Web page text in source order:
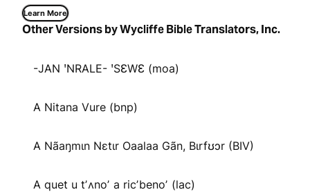
Learn More
Other Versions by Wycliffe Bible Translators, Inc.
-JAN ꞌNRALE- ꞌSƐWƐ (moa)
A Nitana Vure (bnp)
A Nãaŋmɩn Nɛtɩr Oaalaa Gãn, Bɩrfʊɔr (BIV)
A quet u tʼʌnoʼ a ricʼbenoʼ (lac)